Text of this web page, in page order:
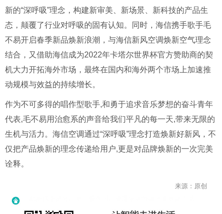
新的“深呼吸”理念，构建新审美、新场景、新科技的产品生
态，颠覆了行业对呼吸的固有认知。同时，海信携手歌手毛
不易开启春季新品焕新浪潮，与海信新风空调焕新空气理念
结合，又借助海信成为2022年卡塔尔世界杯官方赞助商的契
机大力开拓海外市场，最终在国内和海外两个市场上加速推
动规模与效益的持续增长。
作为不可多得的唱作型歌手,和勇于追求音乐梦想的奋斗青年
代表,毛不易用治愈系的声音给我们平凡的每一天,带来无限的
生机与活力。海信空调通过“深呼吸”理念打造焕新好新风，不
仅把产品焕新的理念传递给用户,更是对品牌焕新的一次完美
诠释。
来源：原创